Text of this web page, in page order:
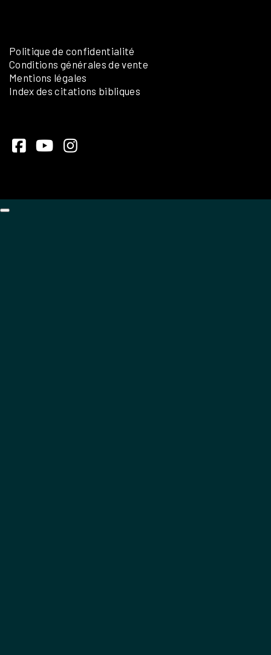
Politique de confidentialité
Conditions générales de vente
Mentions légales
Index des citations bibliques